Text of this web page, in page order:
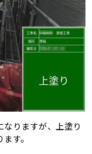
りますが、上塗り
す。